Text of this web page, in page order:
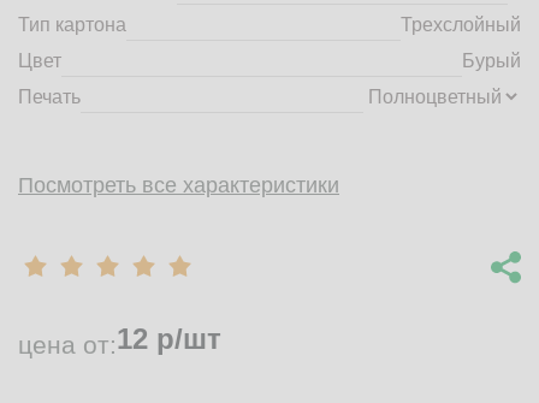
материалов с сайта строго запрещено.
Тип картона
Трехслойный
Цвет
Бурый
Печать
Посмотреть все характеристики
цена от:12 р/шт